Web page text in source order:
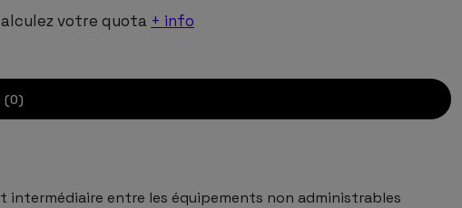
votre quota + info
(0)
intermédiaire entre les équipements non administrables